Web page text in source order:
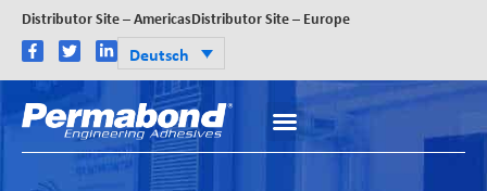
Distributor Site – AmericasDistributor Site – Europe
Deutsch